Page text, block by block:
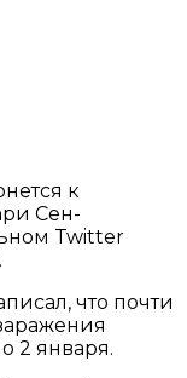
к
Сен-
Twitter
что почти
2 января.